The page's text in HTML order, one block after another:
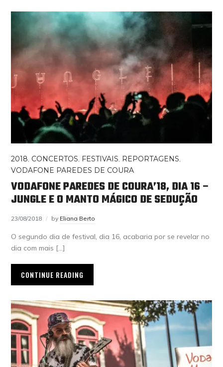
2018, CONCERTOS, FESTIVAIS, REPORTAGENS,
VODAFONE PAREDES DE COURA
VODAFONE PAREDES DE COURA’18, DIA 16 –
JUNGLE E O MANTO MÁGICO DE SEDUÇÃO
23/08/2018 by Eliana Berto
O segundo dia de festival, dia 16, acabaria por se revelar no
dia com mais […]
CONTINUE READING